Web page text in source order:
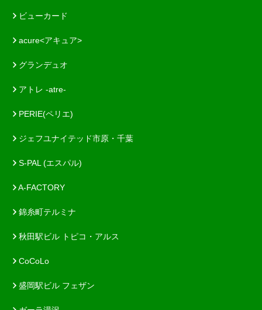
ビューカード
acure<アキュア>
グランデュオ
アトレ -atre-
PERIE(ペリエ)
ジェフユナイテッド市原・千葉
S-PAL (エスパル)
A-FACTORY
錦糸町テルミナ
秋田駅ビル トピコ・アルス
CoCoLo
盛岡駅ビル フェザン